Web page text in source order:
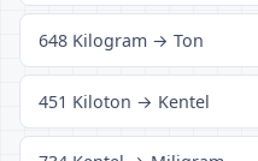
648 Kilogram → Ton
451 Kiloton → Kentel